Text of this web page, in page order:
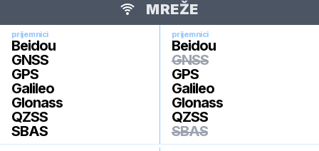
MREŽE
prijemnici
Beidou
GNSS
GPS
Galileo
Glonass
QZSS
SBAS
prijemnici
Beidou
GNSS
GPS
Galileo
Glonass
QZSS
SBAS